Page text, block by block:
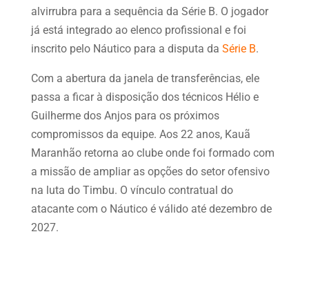
alvirrubra para a sequência da Série B. O jogador
já está integrado ao elenco profissional e foi
inscrito pelo Náutico para a disputa da Série B.
Com a abertura da janela de transferências, ele
passa a ficar à disposição dos técnicos Hélio e
Guilherme dos Anjos para os próximos
compromissos da equipe. Aos 22 anos, Kauã
Maranhão retorna ao clube onde foi formado com
a missão de ampliar as opções do setor ofensivo
na luta do Timbu. O vínculo contratual do
atacante com o Náutico é válido até dezembro de
2027.